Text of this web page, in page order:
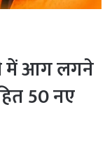
में आग लगने
50 नए